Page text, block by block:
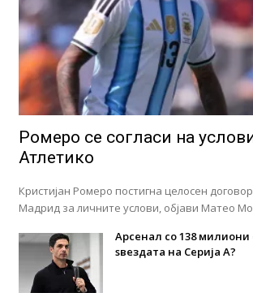
Ромеро се согласи на
Атлетико
Кристијан Ромеро постигна целосен
Мадрид за личните услови, објави Матео
Арсенал со 138 милиони
ѕвездата на Серија А?